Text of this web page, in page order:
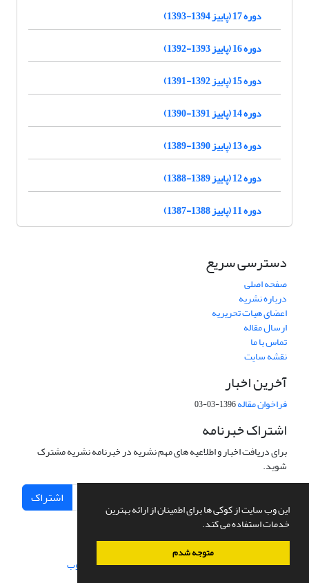
این وب سایت از کوکی ها برای اطمینان از ارائه بهترین
خدمات استفاده می کند.
متوجه شدم
دوره 17 (پاییز 1394-1393)
دوره 16 (پاییز 1393-1392)
دوره 15 (پاییز 1392-1391)
دوره 14 (پاییز 1391-1390)
دوره 13 (پاییز 1390-1389)
دوره 12 (پاییز 1389-1388)
دوره 11 (پاییز 1388-1387)
دسترسی سریع
صفحه اصلی
درباره نشریه
اعضای هیات تحریریه
ارسال مقاله
تماس با ما
نقشه سایت
آخرین اخبار
فراخوان مقاله1396-03-03
اشتراک خبرنامه
برای دریافت اخبار و اطلاعیه های مهم نشریه در خبرنامه نشریه مشترک
شوید.
اشتراک
سامانه مدیریت نشریات علمی.طراحی و پیاده سازی از سیناوب